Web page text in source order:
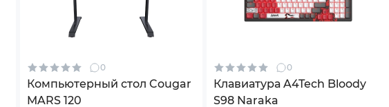
0
Компьютерный стол Cougar
MARS 120
0
Клавиатура A4Tech Bloody
S98 Naraka